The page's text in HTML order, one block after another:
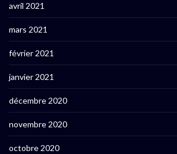
avril 2021
mars 2021
février 2021
janvier 2021
décembre 2020
novembre 2020
octobre 2020